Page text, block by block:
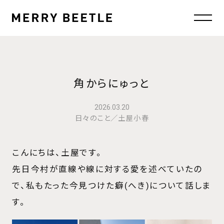
角からにゅっと
2026.03.20
日々のこと／土屋小春
こんにちは、土屋です。
先日今村が直線や線に対する愛を述べていたの
で、私もたった今見つけた癖(へき)について話しま
す。